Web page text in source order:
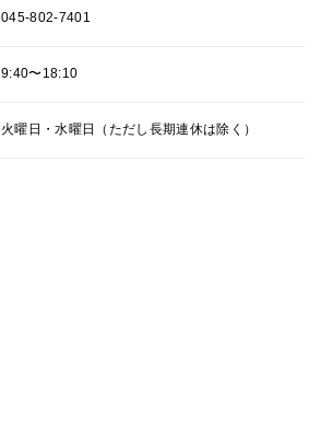
045-802-7401
9:40〜18:10
火曜日・水曜日（ただし長期連休は除く）